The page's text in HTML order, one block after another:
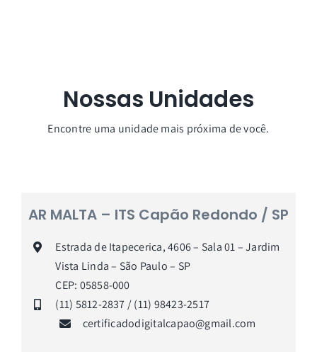
Nossas Unidades
Encontre uma unidade mais próxima de você.
AR MALTA – ITS Capão Redondo / SP
Estrada de Itapecerica, 4606 – Sala 01 – Jardim
Vista Linda – São Paulo – SP
CEP: 05858-000
(11) 5812-2837 / (11) 98423-2517
certificadodigitalcapao@gmail.com